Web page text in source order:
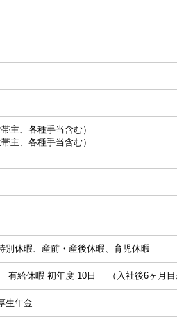
主、各種手当含む）
主、各種手当含む）
別休暇、産前・産後休暇、育児休暇
給休暇 初年度 10日 （入社後6ヶ月目
生年金